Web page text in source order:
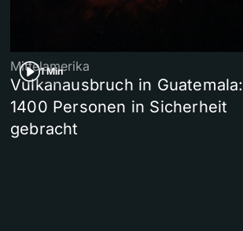
1 Min
Mittelamerika
Vulkanausbruch in Guatemala:
1400 Personen in Sicherheit
gebracht